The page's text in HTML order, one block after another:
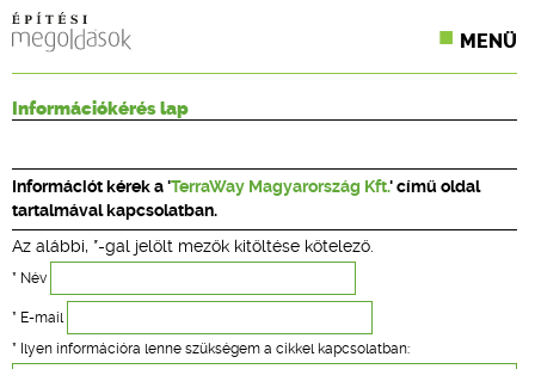
MENÜ
CPR TERMÉKKIÍRÁS
ÉPÍTÉSI JOG
ONLINE KÉPZÉSEK
TERVEZÉSI SEGÉDLETEK
Információkérés lap
Információt kérek a 'TerraWay Magyarország Kft.' című oldal
tartalmával kapcsolatban.
Az alábbi, *-gal jelölt mezők kitöltése kötelező.
* Név
* E-mail
* Ilyen információra lenne szükségem a cikkel kapcsolatban: